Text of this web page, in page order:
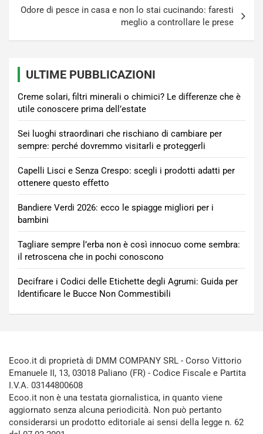
Odore di pesce in casa e non lo stai cucinando: faresti
meglio a controllare le prese
ULTIME PUBBLICAZIONI
Creme solari, filtri minerali o chimici? Le differenze che è
utile conoscere prima dell’estate
Sei luoghi straordinari che rischiano di cambiare per
sempre: perché dovremmo visitarli e proteggerli
Capelli Lisci e Senza Crespo: scegli i prodotti adatti per
ottenere questo effetto
Bandiere Verdi 2026: ecco le spiagge migliori per i
bambini
Tagliare sempre l’erba non è così innocuo come sembra:
il retroscena che in pochi conoscono
Decifrare i Codici delle Etichette degli Agrumi: Guida per
Identificare le Bucce Non Commestibili
Ecoo.it di proprietà di DMM COMPANY SRL - Corso Vittorio
Emanuele II, 13, 03018 Paliano (FR) - Codice Fiscale e Partita
I.V.A. 03144800608
Ecoo.it non è una testata giornalistica, in quanto viene
aggiornato senza alcuna periodicità. Non può pertanto
considerarsi un prodotto editoriale ai sensi della legge n. 62